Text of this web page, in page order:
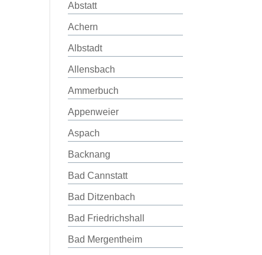
Abstatt
Achern
Albstadt
Allensbach
Ammerbuch
Appenweier
Aspach
Backnang
Bad Cannstatt
Bad Ditzenbach
Bad Friedrichshall
Bad Mergentheim